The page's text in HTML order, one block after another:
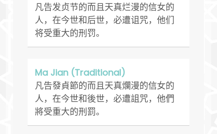
凡告发贞节的而且天真烂漫的信女的
人，在今世和后世，必遭诅咒，他们
将受重大的刑罚。
Ma Jian (Traditional)
凡告發貞節的而且天真爛漫的信女的
人，在今世和後世，必遭詛咒，他們
將受重大的刑罰。